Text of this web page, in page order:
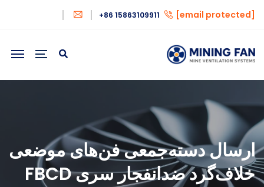
[email protected]
+86 15863109911
ارسال دسته‌جمعی فن‌های موضعی
خلاف‌گرد ضدانفجار سری FBCD